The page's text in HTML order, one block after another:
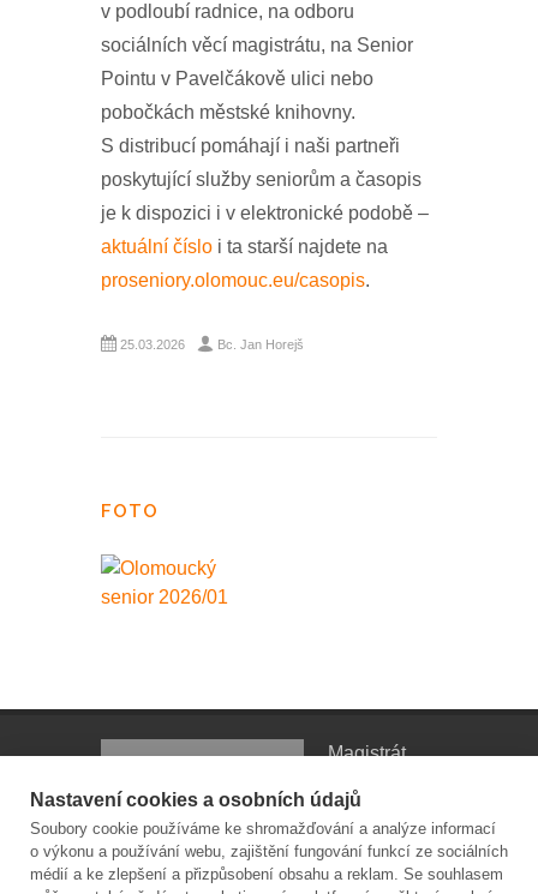
v podloubí radnice, na odboru
sociálních věcí magistrátu, na Senior
Pointu v Pavelčákově ulici nebo
pobočkách městské knihovny.
S distribucí pomáhají i naši partneři
poskytující služby seniorům a časopis
je k dispozici i v elektronické podobě –
aktuální číslo i ta starší najdete na
proseniory.olomouc.eu/casopis.
25.03.2026 Bc. Jan Horejš
FOTO
Magistrát
Olomouce |
odbor
sociálních věcí | oddělení sociální
Nastavení cookies a osobních údajů
Soubory cookie používáme ke shromažďování a analýze informací
o výkonu a používání webu, zajištění fungování funkcí ze sociálních
médií a ke zlepšení a přizpůsobení obsahu a reklam. Se souhlasem